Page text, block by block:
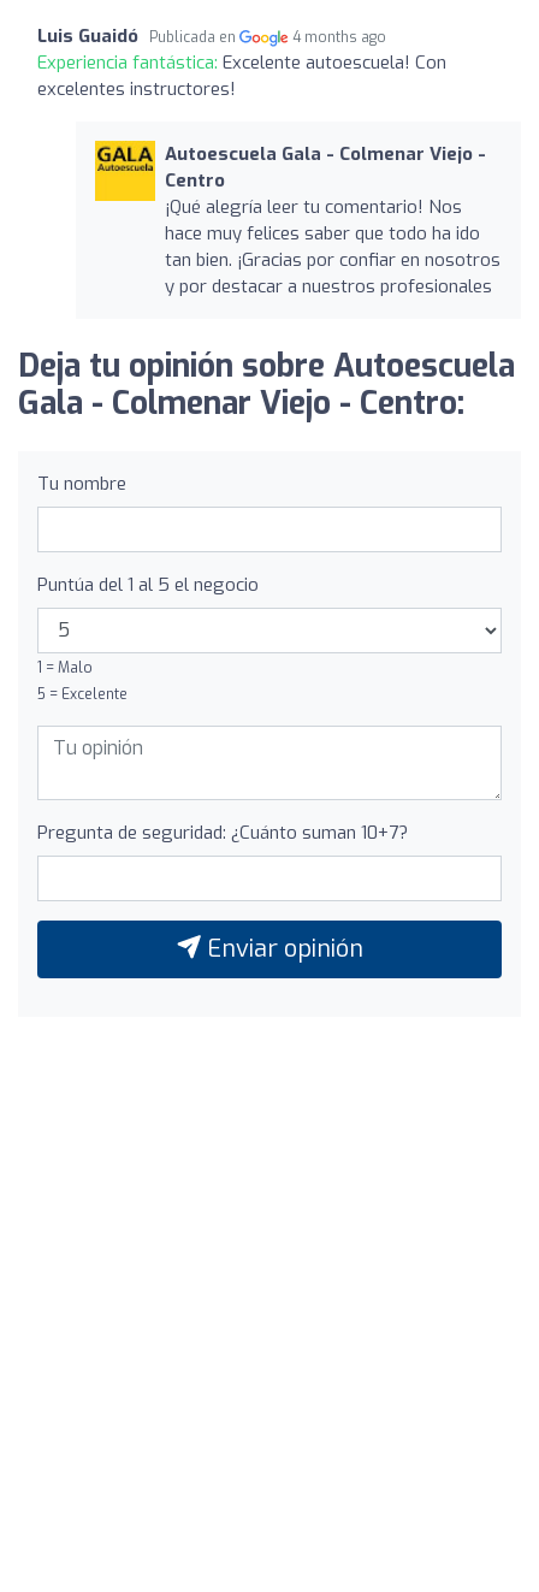
Luis Guaidó Publicada en 4 months ago
Experiencia fantástica: Excelente autoescuela! Con
excelentes instructores!
Autoescuela Gala - Colmenar Viejo -
Centro
¡Qué alegría leer tu comentario! Nos
hace muy felices saber que todo ha ido
tan bien. ¡Gracias por confiar en nosotros
y por destacar a nuestros profesionales
Deja tu opinión sobre Autoescuela
Gala - Colmenar Viejo - Centro:
Tu nombre
Puntúa del 1 al 5 el negocio
1 = Malo
5 = Excelente
Pregunta de seguridad: ¿Cuánto suman 10+7?
Enviar opinión